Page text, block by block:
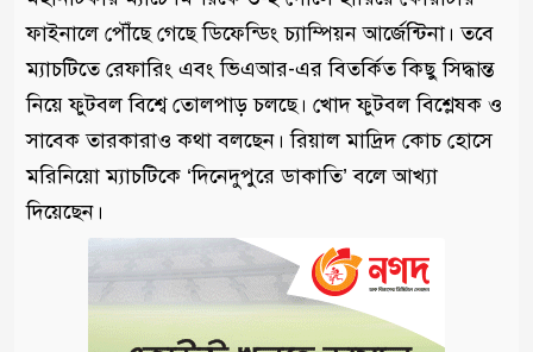
ফাইনালে পৌঁছে গেছে ডিফেন্ডিং চ্যাম্পিয়ন আর্জেন্টিনা। তবে
ম্যাচটিতে রেফারিং এবং ভিএআর-এর বিতর্কিত কিছু সিদ্ধান্ত
নিয়ে ফুটবল বিশ্বে তোলপাড় চলছে। খোদ ফুটবল বিশ্লেষক ও
সাবেক তারকারাও কথা বলছেন। রিয়াল মাদ্রিদ কোচ হোসে
মরিনিয়ো ম্যাচটিকে ‘দিনেদুপুরে ডাকাতি’ বলে আখ্যা
দিয়েছেন।